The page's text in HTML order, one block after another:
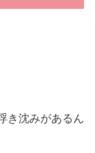
き沈みがあるん